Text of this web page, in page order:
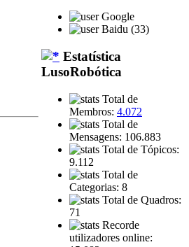
Google
Baidu (33)
Estatística
LusoRobótica
Total de
Membros: 4.072
Total de
Mensagens: 106.883
Total de Tópicos:
9.112
Total de
Categorias: 8
Total de Quadros:
71
Recorde
utilizadores online: